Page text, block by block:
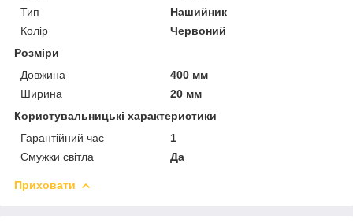
Тип
Нашийник
Колір
Червоний
Розміри
Довжина
400 мм
Ширина
20 мм
Користувальницькі характеристики
Гарантійний час
1
Смужки світла
Да
Приховати